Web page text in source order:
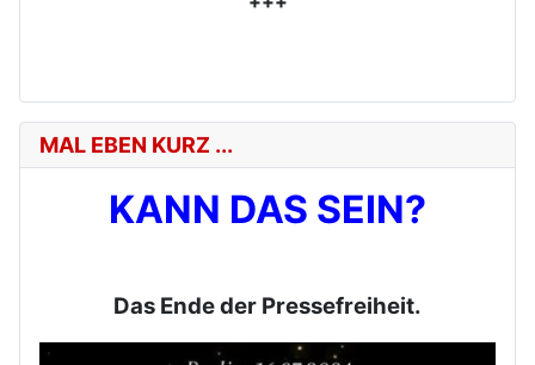
MAL EBEN KURZ ...
KANN DAS SEIN?
Das Ende der Pressefreiheit.